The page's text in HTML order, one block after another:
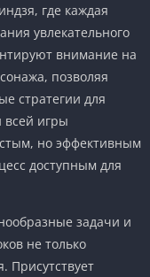
где каждая
увлекательного
внимание на
позволяя
стратегии для
всей игры
но эффективным
доступным для
задачи и
не только
Присутствует